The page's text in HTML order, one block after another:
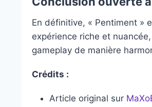
En définitive, « Pentiment »
expérience riche et
gameplay de manière
Crédits :
Article original sur